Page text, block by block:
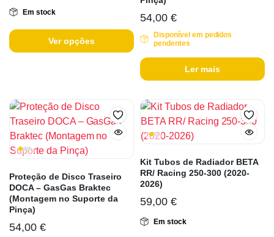
Em stock
Ver opções
54,00 €
Disponível em pedidos
pendentes
Ler mais
Proteção de Disco Traseiro
DOCA – GasGas Braktec
(Montagem no Suporte da
Pinça)
54,00 €
Kit Tubos de Radiador BETA
RR/ Racing 250-300 (2020-
2026)
59,00 €
Em stock